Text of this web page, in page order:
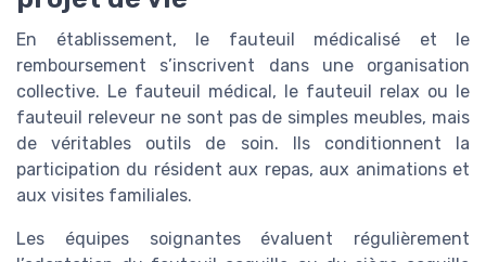
En établissement, le fauteuil médicalisé et le
remboursement s’inscrivent dans une organisation
collective. Le fauteuil médical, le fauteuil relax ou le
fauteuil releveur ne sont pas de simples meubles, mais
de véritables outils de soin. Ils conditionnent la
participation du résident aux repas, aux animations et
aux visites familiales.
Les équipes soignantes évaluent régulièrement